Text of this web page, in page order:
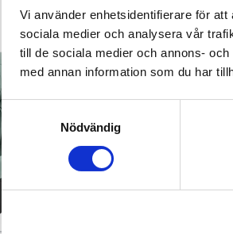
Vi använder enhetsidentifierare för
sociala medier och analysera vår
till de sociala medier och annons-
med annan information som du har
Samtyckesval
Nödvändig